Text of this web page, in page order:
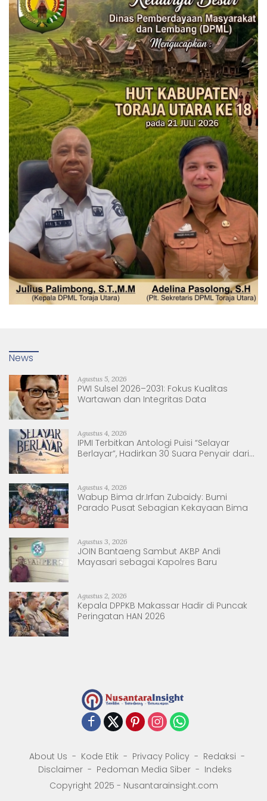
News
Agustus 5, 2026
PWI Sulsel 2026–2031: Fokus Kualitas
Wartawan dan Integritas Data
Agustus 4, 2026
IPMI Terbitkan Antologi Puisi “Selayar
Berlayar”, Hadirkan 30 Suara Penyair dari
Agustus 4, 2026
Wabup Bima dr.Irfan Zubaidy: Bumi
Parado Pusat Sebagian Kekayaan Bima
Agustus 3, 2026
JOIN Bantaeng Sambut AKBP Andi
Mayasari sebagai Kapolres Baru
Agustus 2, 2026
Kepala DPPKB Makassar Hadir di Puncak
Peringatan HAN 2026
About Us Kode Etik Privacy Policy
Redaksi
Disclaimer
Pedoman Media Siber
Indeks
Copyright 2025 - Nusantarainsight.com